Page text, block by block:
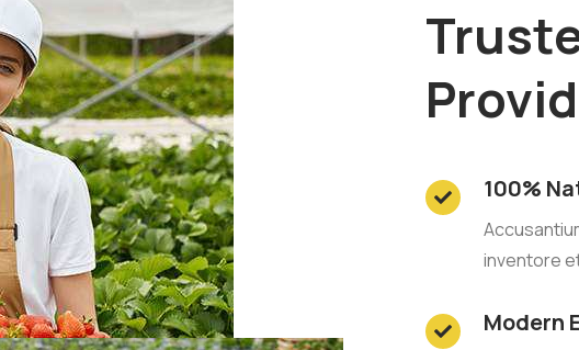
100%
inventore
Modern